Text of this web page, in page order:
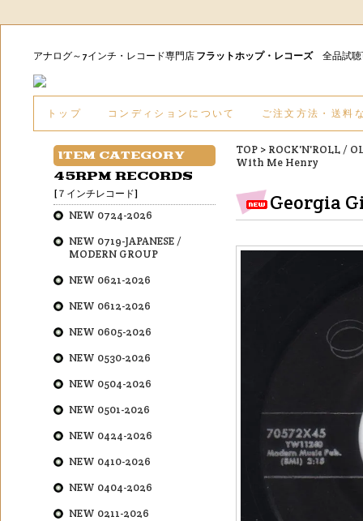
アナログ～7インチ・レコード専門店 フラットホップ・レコーズ全品試
トップ コンディションについて ご注文方法・送料
TOP > ROCK'N'ROLL /
With Me Henry
Georgia
ITEM CATEGORY
45RPM RECORDS
[７インチレコード]
NEW 0724-2026
NEW 0719-JAPANESE /
MODERN GROUP
NEW 0621-2026
NEW 0612-2026
NEW 0605-2026
NEW 0530-2026
NEW 0504-2026
NEW 0501-2026
NEW 0424-2026
NEW 0410-2026
NEW 0404-2026
NEW 0211-2026